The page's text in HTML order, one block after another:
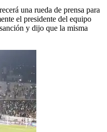
una rueda de prensa para
el presidente del equipo
y dijo que la misma